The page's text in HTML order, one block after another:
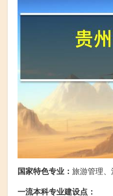
国家特色专业： 旅游管理
一流本科专业建设点：